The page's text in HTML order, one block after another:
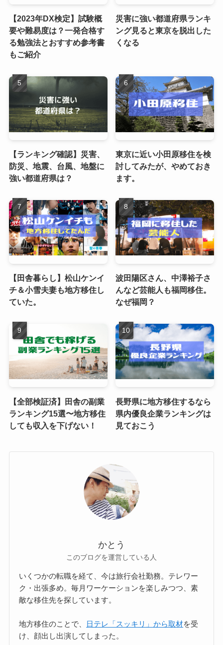
【2023年DX検定】試験概
要や難易度は？一発合格す
る勉強法とおすすめ参考書
もご紹介
災害に強い都道府県ランキ
ング見ると東京を脱出した
くなる
【ランキング確認】災害、
防災、地震、台風、地盤に
強い都道府県は？
東京に近い小田原移住を検
討してみたが、やめておき
ます。
【田舎暮らし】松山ケンイ
チ＆小雪夫妻も地方移住し
ていた。
波田陽区さん、中澤裕子さ
んなど芸能人も福岡移住。
なぜ福岡？
【全部検証済】田舎の副業
ランキング15選〜地方移住
しても収入を下げない！
長野県に地方移住するなら
県内優良企業ランキングは
見ておこう
かとう
このブログを運営している人
いくつかの転職を経て、今は旅行会社勤務。テレワー
ク・出張多め。毎月ワーケーションを楽しみつつ、素
敵な移住先を探しています。
地方移住のことで、 日テレ「スッキリ」から取材を受
け、顔出し出演してしまった。